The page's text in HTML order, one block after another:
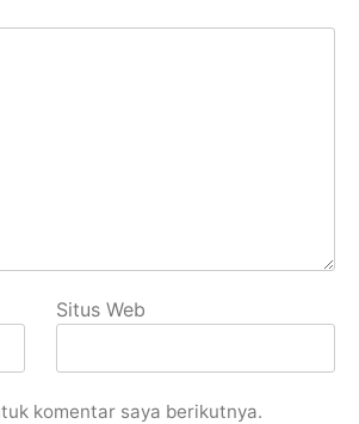
Situs Web
komentar saya berikutnya.